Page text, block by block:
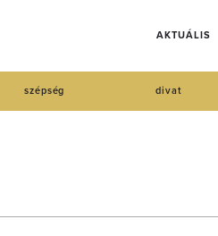
AKTUÁLIS
szépség divat